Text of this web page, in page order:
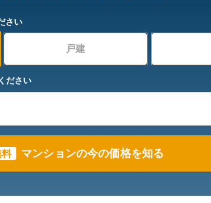
さい
戸建
ださい
料 マンションの今の価格を知る